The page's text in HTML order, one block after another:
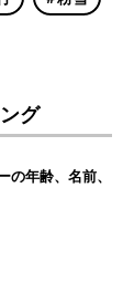
グ
の年齢、名前、